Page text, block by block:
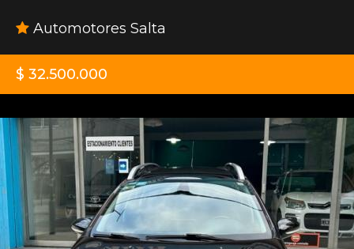
Automotores Salta
$ 32.500.000